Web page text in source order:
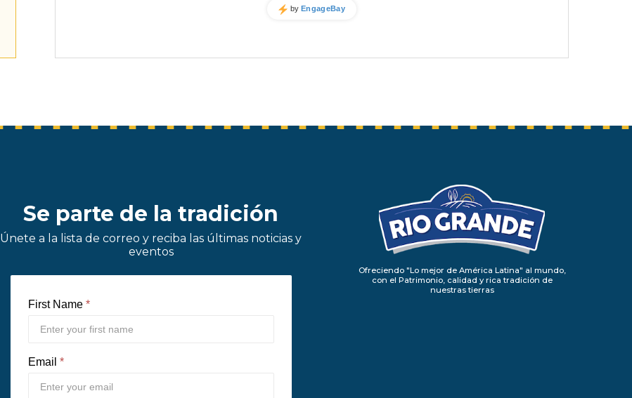
Se parte de la tradición
Únete a la lista de correo y reciba las últimas noticias y
eventos
Ofreciendo "Lo mejor de América Latina" al mundo,
con el Patrimonio, calidad y rica tradición de
nuestras tierras